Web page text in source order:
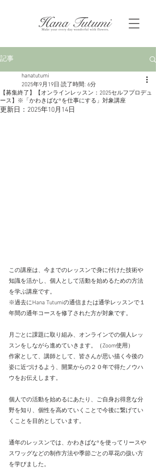
記事
【募集終了】【オンラインレッスン：2025セルフプロデュ
ース】※「かわきばな®を仕事にする」対象講座
hanatutumi
2025年9月19日 読了時間: 6分
更新日： 2025年10月14日
この講座は、今までのレッスンで身に付けた技術や
知識を活かし、個人として活動を始めるための方法
を学ぶ講座です。
※過去にHana Tutumiの通信または通学レッスンで１
年間の通年コースを修了された方が対象です。
月ごとに課題に取り組み、オンラインでの個人レッ
スンをしながら進めていきます。（Zoom使用）
作家として、講師として、皆さんが思い描く今後の
姿に近づけるよう、開業からの２０年で得たノウハ
ウをお伝えします。
個人での活動を始めるにあたり、ご自身お得意な分
野を知り、個性を高めていくことで今後に繋げてい
くことを目的としています。
通年のレッスンでは、かわきばな®を使ってリースや
スワッグなどの制作方法や季節ごとの草花の扱い方
を学びました。